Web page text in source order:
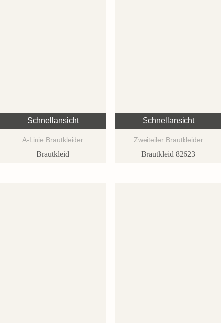
Schnellansicht
A-Linie Brautkleider
Brautkleid
Schnellansicht
Zweiteiler Brautkleider
Brautkleid 82623